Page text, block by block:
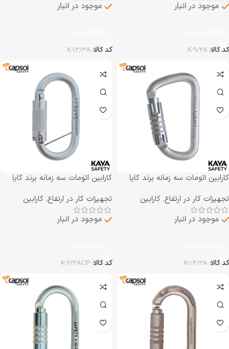
موجود در انبار
کد کالا: K-9/2A
موجود در انبار
کد کالا: K-13/3A
کارابین اتومات سه زمانه برند کایا
14/3A
تجهیزات کار در ارتفاع, کارابین
موجود در انبار
کد کالا: K-14/3A
کارابین اتومات سه زمانه برند کایا
2/3ACP
تجهیزات کار در ارتفاع, کارابین
موجود در انبار
کد کالا: K-2/3ACP